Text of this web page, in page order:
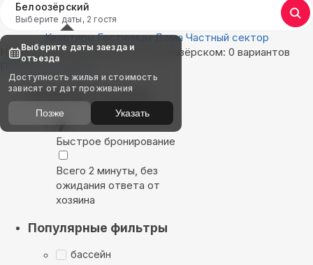
Белоозёрский
Выберите даты, 2 гостя
Квартиры Гостиницы Дома Частный сектор
Найдём, где остановиться в Белоозёрском: 0 вариантов
Показать на карте
Выбирайте лучшее
Быстрое бронирование
Всего 2 минуты, без
ожидания ответа от
хозяина
Популярные фильтры
бассейн
Выберите даты заезда и
отъезда
Доступность жилья и стоимость
зависят от дат проживания
Позже Указать